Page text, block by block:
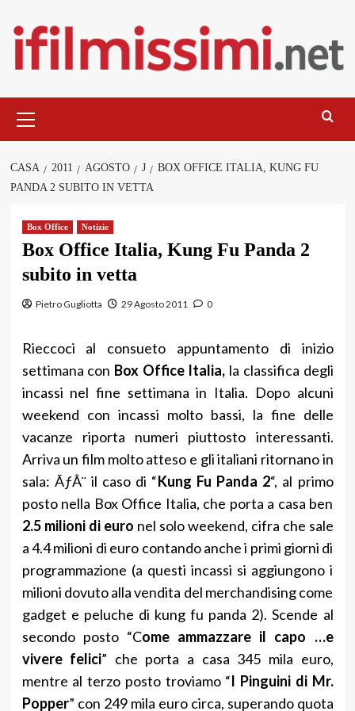
contenuto
principale
CASA 2011 AGOSTO J
BOX OFFICE ITALIA, KUNG FU
PANDA 2 SUBITO IN VETTA
Box Office Notizie
Box Office Italia, Kung Fu Panda 2
subito in vetta
Pietro Gugliotta 29 Agosto 2011 0
Rieccoci al consueto appuntamento di inizio
settimana con Box Office Italia, la classifica degli
incassi nel fine settimana in Italia. Dopo alcuni
weekend con incassi molto bassi, la fine delle
vacanze riporta numeri piuttosto interessanti.
Arriva un film molto atteso e gli italiani ritornano in
sala: ÃƒÂ¨ il caso di “Kung Fu Panda 2“, al primo
posto nella Box Office Italia, che porta a casa ben
2.5 milioni di euro nel solo weekend, cifra che sale
a 4.4 milioni di euro contando anche i primi giorni di
programmazione (a questi incassi si aggiungono i
milioni dovuto alla vendita del merchandising come
gadget e peluche di kung fu panda 2). Scende al
secondo posto “Come ammazzare il capo …e
vivere felici” che porta a casa 345 mila euro,
mentre al terzo posto troviamo “I Pinguini di Mr.
Popper” con 249 mila euro circa, superando quota